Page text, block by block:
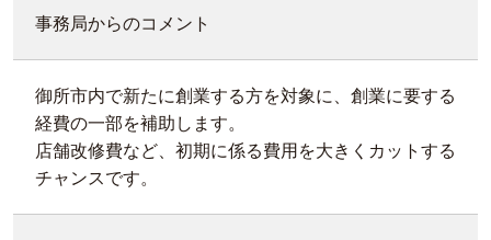
事務局からのコメント
御所市内で新たに創業する方を対象に、創業に要する
経費の一部を補助します。
店舗改修費など、初期に係る費用を大きくカットする
チャンスです。